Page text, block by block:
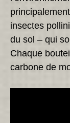
insectes
du sol – qui
Chaque
carbone de